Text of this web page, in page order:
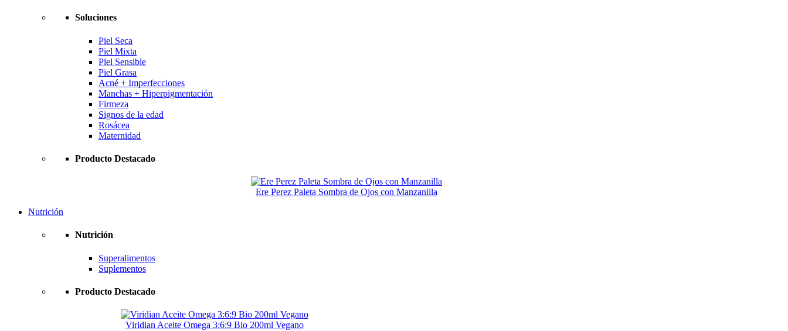
Soluciones
Piel Seca
Piel Mixta
Piel Sensible
Piel Grasa
Acné + Imperfecciones
Manchas + Hiperpigmentación
Firmeza
Signos de la edad
Rosácea
Maternidad
Producto Destacado
Ere Perez Paleta Sombra de Ojos con Manzanilla
Nutrición
Nutrición
Superalimentos
Suplementos
Producto Destacado
Viridian Aceite Omega 3:6:9 Bio 200ml Vegano